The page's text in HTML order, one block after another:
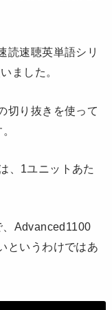
読速聴英単語シリ
ました。
切り抜きを使って
、1ユニットあた
Advanced1100
というわけではあ